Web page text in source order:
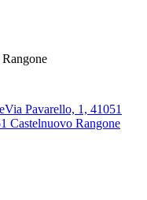
Via Pavarello, 1, 41051
Castelnuovo Rangone